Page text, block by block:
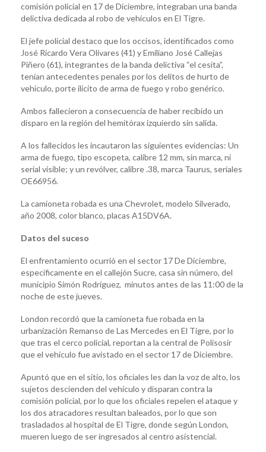
comisión policial en 17 de Diciembre, integraban una banda
delictiva dedicada al robo de vehículos en El Tigre.
El jefe policial destaco que los occisos, identificados como
José Ricardo Vera Olivares (41) y Emiliano José Callejas
Piñero (61), integrantes de la banda delictiva “el cesita”,
tenían antecedentes penales por los delitos de hurto de
vehículo, porte ilícito de arma de fuego y robo genérico.
Ambos fallecieron a consecuencia de haber recibido un
disparo en la región del hemitórax izquierdo sin salida.
A los fallecidos les incautaron las siguientes evidencias: Un
arma de fuego, tipo escopeta, calibre 12 mm, sin marca, ni
serial visible; y un revólver, calibre .38, marca Taurus, seriales
OE66956.
La camioneta robada es una Chevrolet, modelo Silverado,
año 2008, color blanco, placas A15DV6A.
Datos del suceso
El enfrentamiento ocurrió en el sector 17 De Diciembre,
específicamente en el callejón Sucre, casa sin número, del
municipio Simón Rodríguez, minutos antes de las 11:00 de la
noche de este jueves.
London recordó que la camioneta fue robada en la
urbanización Remanso de Las Mercedes en El Tigre, por lo
que tras el cerco policial, reportan a la central de Polisosir
que el vehículo fue avistado en el sector 17 de Diciembre.
Apuntó que en el sitio, los oficiales les dan la voz de alto, los
sujetos descienden del vehículo y disparan contra la
comisión policial, por lo que los oficiales repelen el ataque y
los dos atracadores resultan baleados, por lo que son
trasladados al hospital de El Tigre, donde según London,
mueren luego de ser ingresados al centro asistencial.